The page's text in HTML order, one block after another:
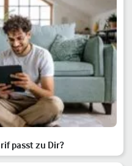
passt zu Dir?